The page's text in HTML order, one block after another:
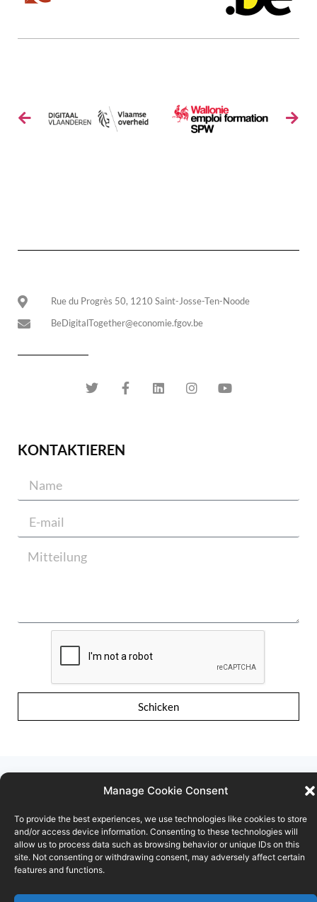
Manage Cookie Consent
To provide the best experiences, we use technologies like cookies to store
and/or access device information. Consenting to these technologies will
allow us to process data such as browsing behavior or unique IDs on this
site. Not consenting or withdrawing consent, may adversely affect certain
features and functions.
Rue du Progrès 50, 1210 Saint-Josse-Ten-Noode
BeDigitalTogether@economie.fgov.be
KONTAKTIEREN
Schicken
Nutzungsbedingungen Vertraulichkeitserklärung
Cookie-Richtlinie